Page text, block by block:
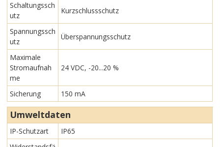
Schaltungssch
utz
Kurzschlussschutz
Spannungssch
utz
Überspannungsschutz
Maximale
Stromaufnah
me
24 VDC, -20...20 %
Sicherung 150 mA
Umweltdaten
IP-Schutzart
IP65